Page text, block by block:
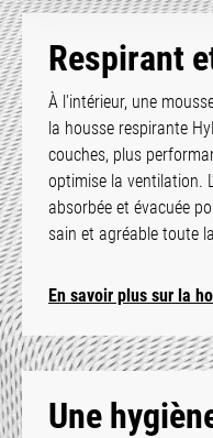
Respirant
À l'intérieur, une
la housse respirante
couches, plus
optimise la ventilation.
absorbée et évacuée
sain et agréable toute
En savoir plus sur la
Une